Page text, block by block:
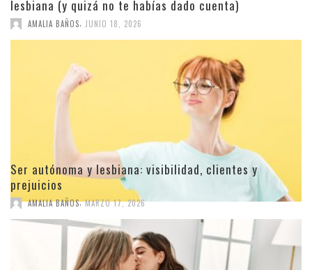
lesbiana (y quizá no te habías dado cuenta)
AMALIA BAÑOS JUNIO 18, 2026
Ser autónoma y lesbiana: visibilidad, clientes y
prejuicios
AMALIA BAÑOS, MARZO 17, 2026